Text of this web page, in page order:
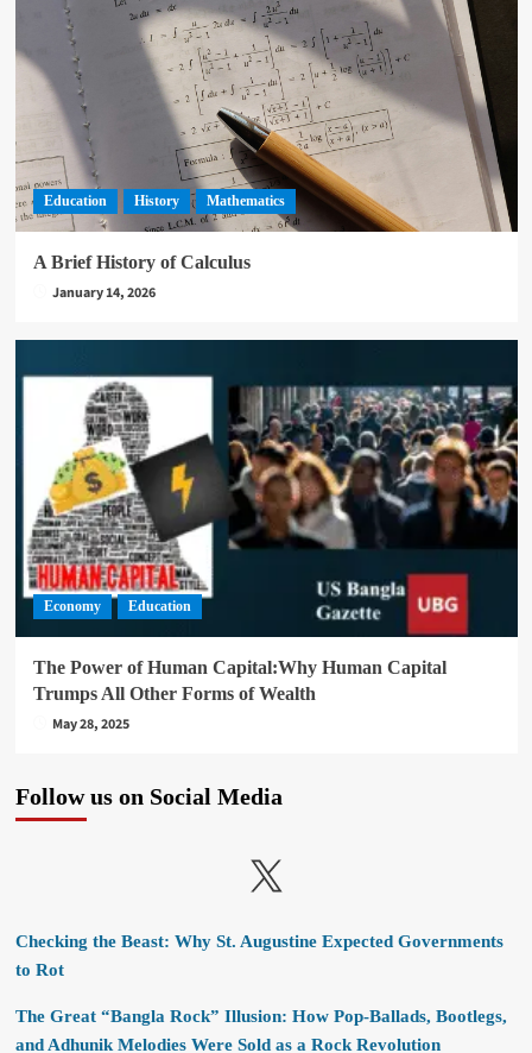
Education History Mathematics
A Brief History of Calculus
January 14, 2026
Economy Education
The Power of Human Capital:Why Human Capital
Trumps All Other Forms of Wealth
May 28, 2025
Follow us on Social Media
X
Checking the Beast: Why St. Augustine Expected Governments
to Rot
The Great “Bangla Rock” Illusion: How Pop-Ballads, Bootlegs,
and Adhunik Melodies Were Sold as a Rock Revolution